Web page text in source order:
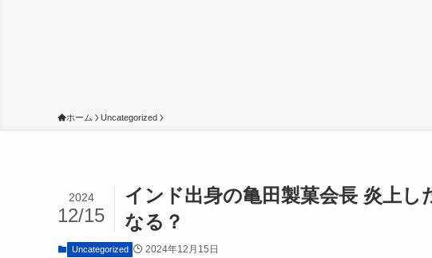
ホーム Uncategorized
インド出身の亀田製菓会長 炎上し
なる？
2024
12/15
Uncategorized 2024年12月15日